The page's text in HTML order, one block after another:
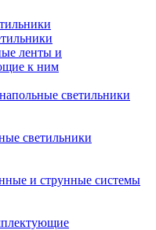
ленты и
к ним
светильники
светильники
и струнные системы